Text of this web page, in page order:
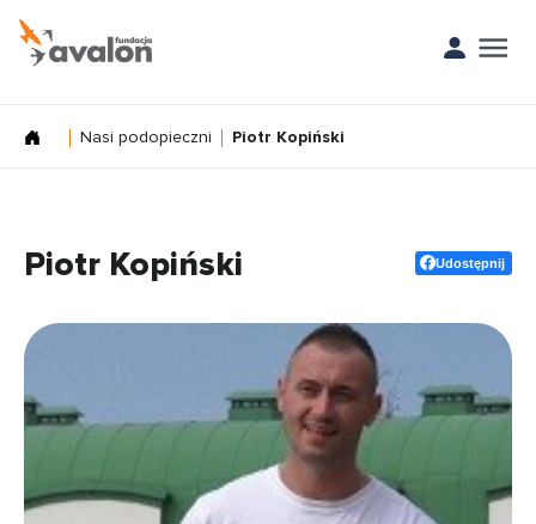
Nasi podopieczni Piotr Kopiński
Piotr Kopiński Udostępnij